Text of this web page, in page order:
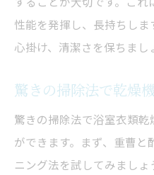
性能を発揮し、長持ちし
心掛け、清潔さを保ちまし
驚きの掃除法で乾燥
驚きの掃除法で浴室衣類
ができます。まず、重曹
ニング法を試してみまし